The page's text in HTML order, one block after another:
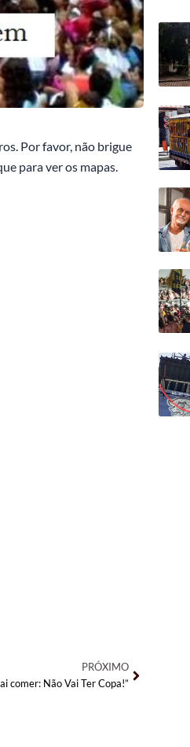
Por favor, não brigue
para ver os mapas.
PRÓXIMO
comer: Não Vai Ter Copa!”
Próximo